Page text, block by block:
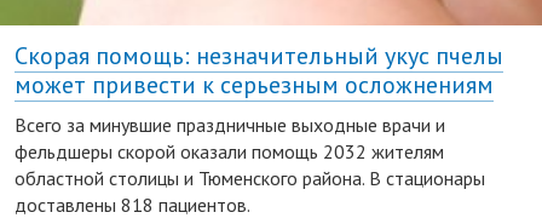
Скорая помощь: незначительный укус пчелы
может привести к серьезным осложнениям
Всего за минувшие праздничные выходные врачи и
фельдшеры скорой оказали помощь 2032 жителям
областной столицы и Тюменского района. В стационары
доставлены 818 пациентов.